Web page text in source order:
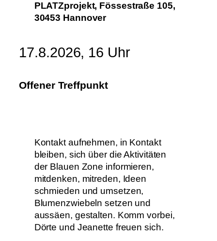
PLATZprojekt, Fössestraße 105,
30453 Hannover
17.8.2026, 16 Uhr
Offener Treffpunkt
Kontakt aufnehmen, in Kontakt
bleiben, sich über die Aktivitäten
der Blauen Zone informieren,
mitdenken, mitreden, Ideen
schmieden und umsetzen,
Blumenzwiebeln setzen und
aussäen, gestalten. Komm vorbei,
Dörte und Jeanette freuen sich.